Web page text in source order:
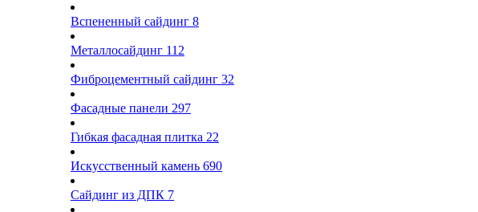
Вспененный сайдинг 8
Металлосайдинг 112
Фиброцементный сайдинг 32
Фасадные панели 297
Гибкая фасадная плитка 22
Искусственный камень 690
Сайдинг из ДПК 7